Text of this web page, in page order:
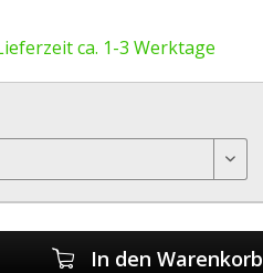
ca. 1-3 Werktage
In den Warenkorb